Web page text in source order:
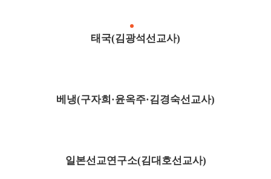
태국(김광석선교사)
베냉(구자희·윤옥주·김경숙선교사)
일본선교연구소(김대호선교사)